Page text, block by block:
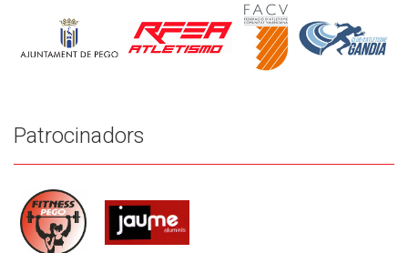
Patrocinadors